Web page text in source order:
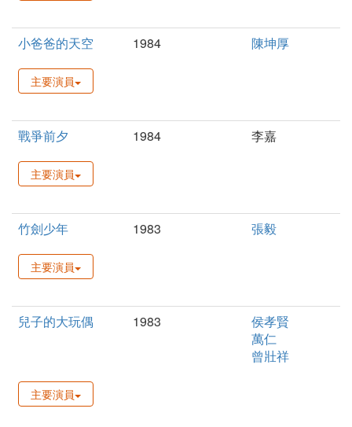
小爸爸的天空 1984 陳坤厚
主要演員
戰爭前夕 1984 李嘉
主要演員
竹劍少年 1983 張毅
主要演員
兒子的大玩偶 1983
侯孝賢
萬仁
曾壯祥
主要演員